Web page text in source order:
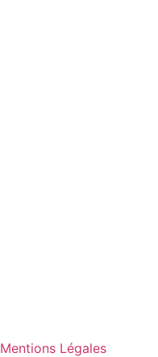
Mentions Légales